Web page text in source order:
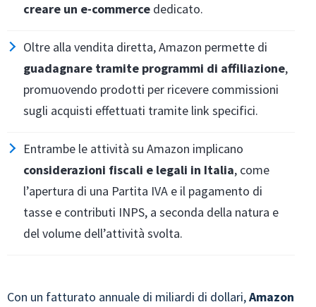
creare un e-commerce dedicato.
Oltre alla vendita diretta, Amazon permette di
guadagnare tramite programmi di affiliazione,
promuovendo prodotti per ricevere commissioni
sugli acquisti effettuati tramite link specifici.
Entrambe le attività su Amazon implicano
considerazioni fiscali e legali in Italia, come
l’apertura di una Partita IVA e il pagamento di
tasse e contributi INPS, a seconda della natura e
del volume dell’attività svolta.
Con un fatturato annuale di miliardi di dollari,Amazon